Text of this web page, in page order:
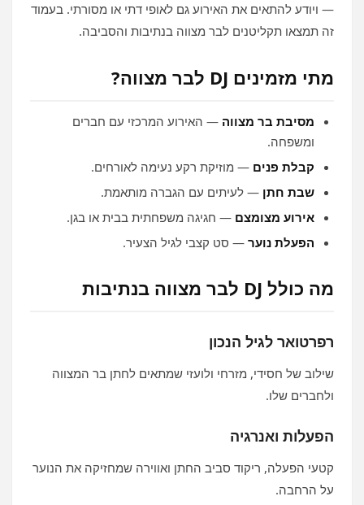
— ויודע להתאים את האירוע גם לאופי דתי או מסורתי. בעמוד
זה תמצאו תקליטנים לבר מצווה בנתיבות והסביבה.
מתי מזמינים DJ לבר מצווה?
מסיבת בר מצווה — האירוע המרכזי עם חברים
ומשפחה.
קבלת פנים — מוזיקת רקע נעימה לאורחים.
שבת חתן — לעיתים עם הגברה מותאמת.
אירוע מצומצם — חגיגה משפחתית בבית או בגן.
הפעלת נוער — סט קצבי לגיל הצעיר.
מה כולל DJ לבר מצווה בנתיבות
רפרטואר לגיל הנכון
שילוב של חסידי, מזרחי ולועזי שמתאים לחתן בר המצווה
ולחברים שלו.
הפעלות ואנרגיה
קטעי הפעלה, ריקוד סביב החתן ואווירה שמחזיקה את הנוער
על הרחבה.